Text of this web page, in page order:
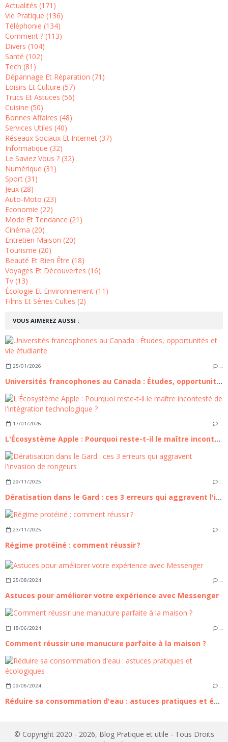
VOUS AIMEREZ AUSSI :
25/01/2026 …
Universités francophones au Canada : Études, opportunités et vie étudiante
17/01/2026 …
L'Écosystème Apple : Pourquoi reste-t-il le maître incontesté de l'intégration technologique ?
29/11/2025 …
Dératisation dans le Gard : ces 3 erreurs qui aggravent l'invasion de rongeurs
23/11/2025
Régime protéiné : comment réussir ?
25/08/2024 …
Astuces pour améliorer votre expérience avec Messenger
18/06/2024 …
Comment réussir une manucure parfaite à la maison ?
09/06/2024 …
Réduire sa consommation d'eau : astuces pratiques et écologiques
Actualités (171)
Vie Pratique (136)
Téléphonie (134)
Comment ? (113)
Divers (104)
Santé (102)
Tech (81)
Dépannage Et Réparation (71)
Loisirs Et Culture (57)
Trucs Et Astuces (56)
Cuisine (50)
Bonnes Affaires (48)
Services Utiles (40)
Réseaux Sociaux Et Internet (37)
Informatique (32)
Le Saviez Vous ? (32)
Numérique (31)
Sport (31)
Jeux (28)
Auto-Moto (23)
Economie (22)
Mode Et Tendance (21)
Cinéma (20)
Entretien Maison (20)
Tourisme (20)
Beauté Et Bien Être (18)
Voyages Et Découvertes (16)
Tv (13)
Écologie Et Environnement (11)
Films Et Séries Cultes (2)
© Copyright 2020 - 2026, Blog Pratique et utile - Tous Droits